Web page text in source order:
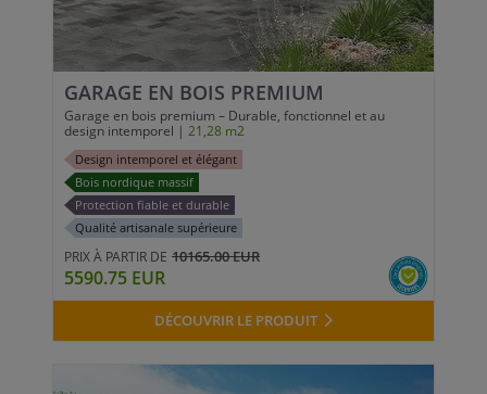
GARAGE EN BOIS PREMIUM
Garage en bois premium – Durable, fonctionnel et au
design intemporel | 21,28 m2
Design intemporel et élégant
Bois nordique massif
Protection fiable et durable
Qualité artisanale supérieure
PRIX À PARTIR DE 10165.00 EUR
5590.75 EUR
DÉCOUVRIR LE PRODUIT